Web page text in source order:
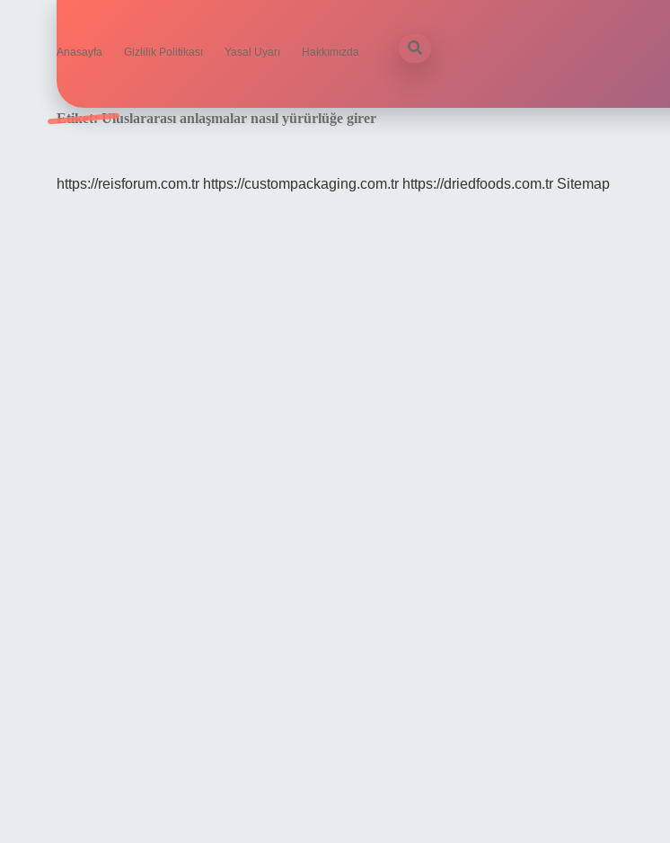
Anasayfa Gizlilik Politikası Yasal Uyarı Hakkımızda
Etiket:Uluslararası anlaşmalar nasıl yürürlüğe girer
https://reisforum.com.tr https://custompackaging.com.tr https://driedfoods.com.tr Sitemap